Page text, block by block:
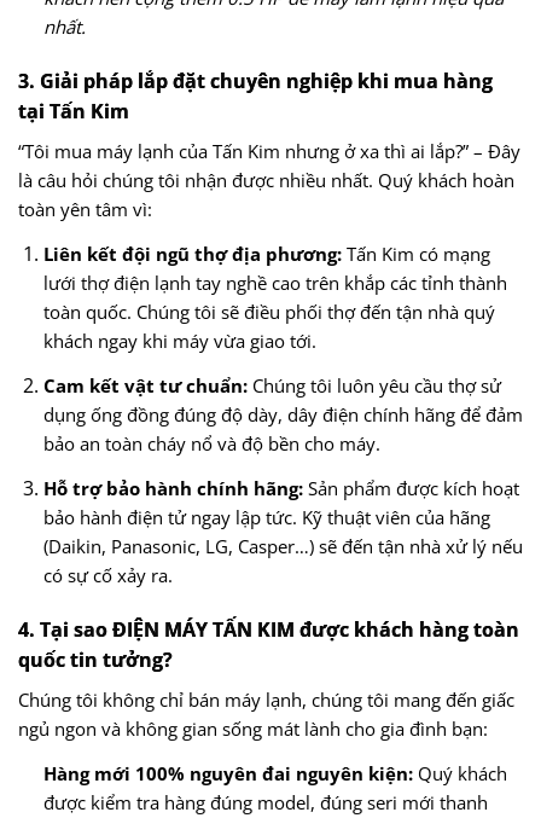
nhất.
3. Giải pháp lắp đặt chuyên nghiệp khi mua hàng
tại Tấn Kim
“Tôi mua máy lạnh của Tấn Kim nhưng ở xa thì ai lắp?” – Đây
là câu hỏi chúng tôi nhận được nhiều nhất. Quý khách hoàn
toàn yên tâm vì:
Liên kết đội ngũ thợ địa phương:Tấn Kim có mạng
lưới thợ điện lạnh tay nghề cao trên khắp các tỉnh thành
toàn quốc. Chúng tôi sẽ điều phối thợ đến tận nhà quý
khách ngay khi máy vừa giao tới.
Cam kết vật tư chuẩn:Chúng tôi luôn yêu cầu thợ sử
dụng ống đồng đúng độ dày, dây điện chính hãng để đảm
bảo an toàn cháy nổ và độ bền cho máy.
Hỗ trợ bảo hành chính hãng:Sản phẩm được kích hoạt
bảo hành điện tử ngay lập tức. Kỹ thuật viên của hãng
(Daikin, Panasonic, LG, Casper…) sẽ đến tận nhà xử lý nếu
có sự cố xảy ra.
4. Tại sao ĐIỆN MÁY TẤN KIM được khách hàng toàn
quốc tin tưởng?
Chúng tôi không chỉ bán máy lạnh, chúng tôi mang đến giấc
ngủ ngon và không gian sống mát lành cho gia đình bạn:
Hàng mới 100% nguyên đai nguyên kiện:Quý khách
được kiểm tra hàng đúng model, đúng seri mới thanh